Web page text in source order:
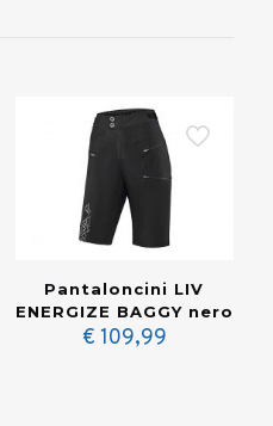
Pantaloncini LIV
ENERGIZE BAGGY nero
€ 109,99